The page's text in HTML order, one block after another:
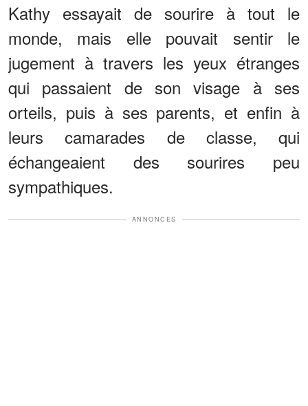
Kathy essayait de sourire à tout le
monde, mais elle pouvait sentir le
jugement à travers les yeux étranges
qui passaient de son visage à ses
orteils, puis à ses parents, et enfin à
leurs camarades de classe, qui
échangeaient des sourires peu
sympathiques.
ANNONCES